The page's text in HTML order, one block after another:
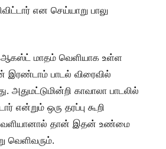
என செய்யாறு பாலு
ஆகஸ்ட் மாதம் வெளியாக உள்ள
இரண்டாம் பாடல் விரைவில்
அதுமட்டுமின்றி காவாலா பாடலில்
என்றும் ஒரு தரப்பு கூறி
வெளியானால் தான் இதன் உண்மை